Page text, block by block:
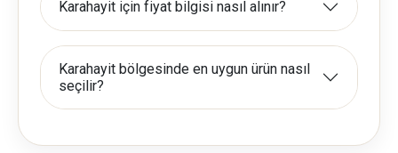
Karahayit için fiyat bilgisi nasıl alınır?
Karahayit bölgesinde en uygun ürün nasıl
seçilir?